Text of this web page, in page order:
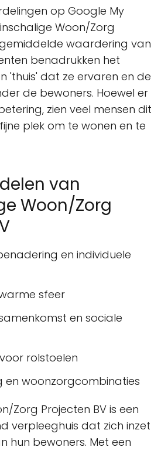
op Google My
Woon/Zorg
waardering van
benadrukken het
'thuis' dat ze ervaren en de
de bewoners. Hoewel er
zien veel mensen dit
plek om te wonen en te
van
Woon/Zorg
en individuele
sfeer
en sociale
rolstoelen
en woonzorgcombinaties
Zorg Projecten BV is een
verpleeghuis dat zich inzet
hun bewoners. Met een